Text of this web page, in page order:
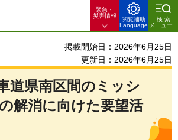
緊急・
災害情報
閲覧補助
Language
検索
メニュー
掲載開始日：2026年6月25日
更新日：2026年6月25日
道県南区間のミッシ
解消に向けた要望活